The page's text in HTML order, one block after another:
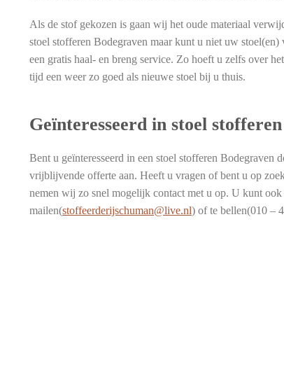
Als de stof gekozen is gaan wij het oude materiaal
stoel stofferen Bodegraven maar kunt u niet uw
een gratis haal- en breng service. Zo hoeft u zelfs over
tijd een weer zo goed als nieuwe stoel bij u thuis.
Geïnteresseerd in stoel
Bent u geïnteresseerd in een stoel stofferen Bodegraven
vrijblijvende offerte aan. Heeft u vragen of bent u op
nemen wij zo snel mogelijk contact met u op. U kunt
mailen(stoffeerderijschuman@live.nl) of te bellen(010 –